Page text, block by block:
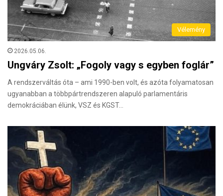
Vélemény
2026.05.06.
Ungváry Zsolt: „Fogoly vagy s egyben foglár”
A rendszerváltás óta – ami 1990-ben volt, és azóta folyamatosan
ugyanabban a többpártrendszeren alapuló parlamentáris
demokráciában élünk, VSZ és KGST…